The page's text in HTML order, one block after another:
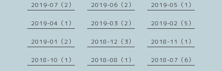
2019-07（2） 2019-06（2） 2019-05（1）
2019-04（1） 2019-03（2） 2019-02（5）
2019-01（2） 2018-12（3） 2018-11（1）
2018-10（1） 2018-08（1） 2018-07（6）